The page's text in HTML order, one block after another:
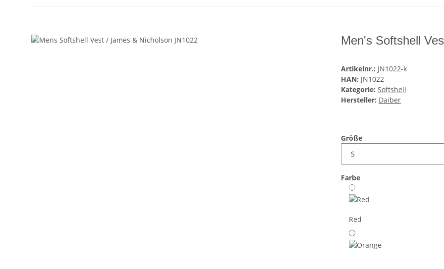
Men's Softshell
Artikelnr.: JN1022-k
HAN: JN1022
Kategorie: Softshell
Hersteller: Daiber
Größe
Farbe
Red